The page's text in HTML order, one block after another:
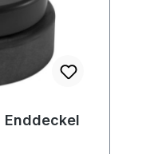
Enddeckel